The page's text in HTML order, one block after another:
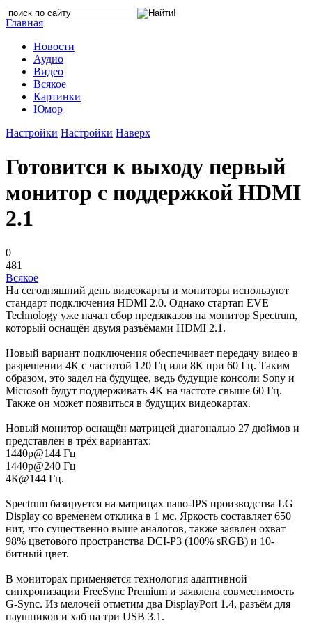
Главная
Новости
Аудио
Видео
Всякое
Картинки
Юмор
Настройки Настройки Наверх
Готовится к выходу первый
монитор с поддержкой HDMI
2.1
0
481
Всякое
На сегодняшний день видеокарты и мониторы используют
стандарт подключения HDMI 2.0. Однако стартап EVE
Technology уже начал сбор предзаказов на монитор Spectrum,
который оснащён двумя разъёмами HDMI 2.1.
Новый вариант подключения обеспечивает передачу видео в
разрешении 4К с частотой 120 Гц или 8К при 60 Гц. Таким
образом, это задел на будущее, ведь будущие консоли Sony и
Microsoft будут поддерживать 4K на частоте свыше 60 Гц.
Также он может появиться в будущих видеокартах.
Новый монитор оснащён матрицей диагональю 27 дюймов и
представлен в трёх вариантах:
1440р@144 Гц
1440р@240 Гц
4К@144 Гц.
Spectrum базируется на матрицах nano-IPS производства LG
Display со временем отклика в 1 мс. Яркость составляет 650
нит, что существенно выше аналогов, также заявлен охват
98% цветового пространства DCI-P3 (100% sRGB) и 10-
битный цвет.
В мониторах применяется технология адаптивной
синхронизации FreeSync Premium и заявлена совместимость
G-Sync. Из мелочей отметим два DisplayPort 1.4, разъём для
наушников и хаб на три USB 3.1.